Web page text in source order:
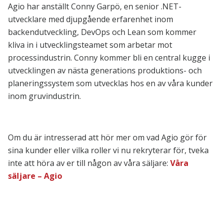
Agio har anställt Conny Garpö, en senior .NET-
utvecklare med djupgående erfarenhet inom
backendutveckling, DevOps och Lean som kommer
kliva in i utvecklingsteamet som arbetar mot
processindustrin. Conny kommer bli en central kugge i
utvecklingen av nästa generations produktions- och
planeringssystem som utvecklas hos en av våra kunder
inom gruvindustrin.
Om du är intresserad att hör mer om vad Agio gör för
sina kunder eller vilka roller vi nu rekryterar för, tveka
inte att höra av er till någon av våra säljare: Våra
säljare – Agio